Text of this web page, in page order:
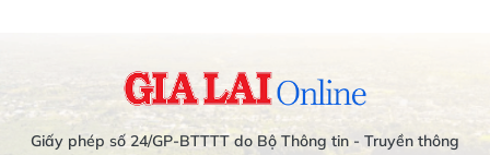
Giấy phép số 24/GP-BTTTT do Bộ Thông tin - Truyền thông